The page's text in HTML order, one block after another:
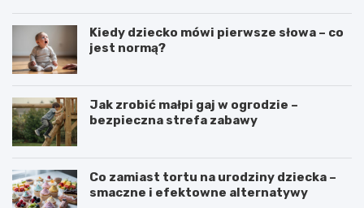
Kiedy dziecko mówi pierwsze słowa – co
jest normą?
Jak zrobić małpi gaj w ogrodzie –
bezpieczna strefa zabawy
Co zamiast tortu na urodziny dziecka –
smaczne i efektowne alternatywy